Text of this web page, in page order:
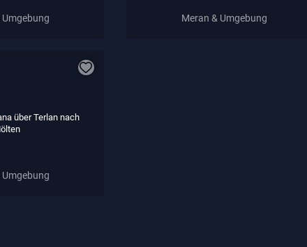
Umgebung Meran & Umgebung
über Terlan nach
Umgebung